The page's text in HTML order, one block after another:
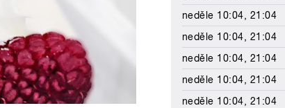
neděle 10:04, 21:04
neděle 10:04, 21:04
neděle 10:04, 21:04
neděle 10:04, 21:04
neděle 10:04, 21:04